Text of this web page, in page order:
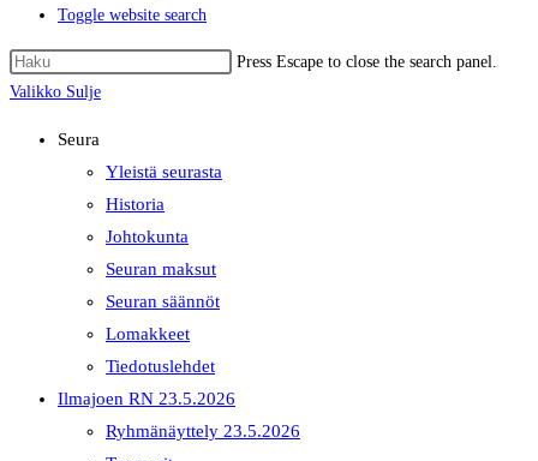
Toggle website search
Press Escape to close the search panel.
Valikko Sulje
Seura
Yleistä seurasta
Historia
Johtokunta
Seuran maksut
Seuran säännöt
Lomakkeet
Tiedotuslehdet
Ilmajoen RN 23.5.2026
Ryhmänäyttely 23.5.2026